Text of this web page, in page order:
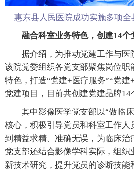
惠东县人民医院成功实施多项全
融合科室业务特色，创建14个
据介绍，为推动党建工作与医
该院党委组织各党支部聚焦岗位职
特色，打造“党建+医疗服务”“党建
党建项目，目前共创建党建品牌14
其中影像医学党支部以“做临床
核心，积极引导党员和科室工作人
到精益求精、准确无误，为临床治
党支部还结合影像学科实际，组织
新技术研究，提升党员的诊断技能